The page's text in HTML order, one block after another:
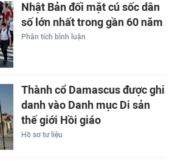
Nhật Bản đối mặt cú sốc dân
số lớn nhất trong gần 60 năm
Phân tích bình luận
Thành cổ Damascus được ghi
danh vào Danh mục Di sản
thế giới Hồi giáo
Hồ sơ tư liệu